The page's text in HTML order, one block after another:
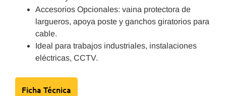
Accesorios Opcionales: vaina protectora de
largueros, apoya poste y ganchos giratorios para
cable.
Ideal para trabajos industriales, instalaciones
eléctricas, CCTV.
Ficha Técnica